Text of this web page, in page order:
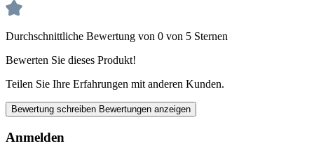
Durchschnittliche Bewertung von 0 von 5 Sternen
Bewerten Sie dieses Produkt!
Teilen Sie Ihre Erfahrungen mit anderen Kunden.
Bewertung schreiben Bewertungen anzeigen
Anmelden